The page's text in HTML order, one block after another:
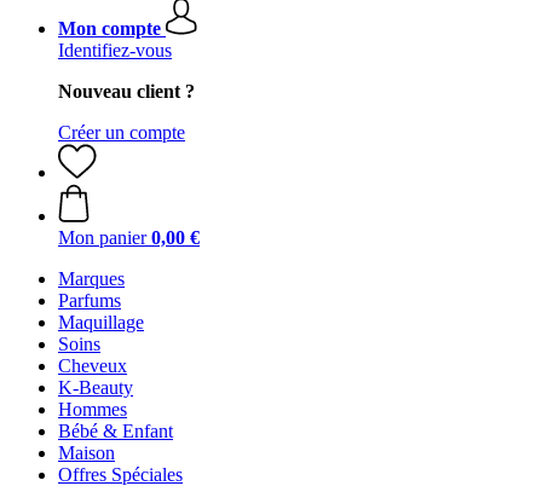
Mon compte
Identifiez-vous
Nouveau client ?
Créer un compte
Mon panier 0,00 €
Marques
Parfums
Maquillage
Soins
Cheveux
K-Beauty
Hommes
Bébé & Enfant
Maison
Offres Spéciales